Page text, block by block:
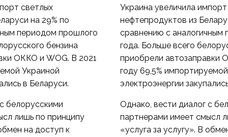
светлых
на 29% по
периодом прошлого
бензина
ОККО и WOG. В 2021
Украиной
в Беларуси.
белорусскими
лишь по принципу
на доступ к
Украина увеличила
нефтепродуктов из
сравнению с
года. Больше всего
приобрели автозаправки
году 69,5%
электроэнергии
Однако, вести диалог с
партнерами имеет смысл
«услуга за услугу». В